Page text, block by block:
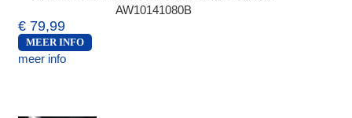
AW10141080B
€ 79,99
MEER INFO
meer info